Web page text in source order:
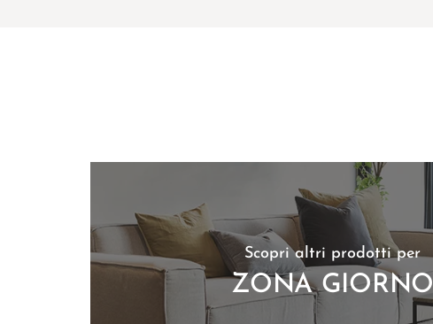
Scopri altri prodotti per
ZONA GIORNO